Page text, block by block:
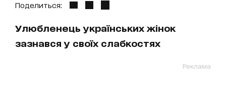
Поделиться:
Улюбленець українських жінок
зазнався у своїх слабкостях
Реклама